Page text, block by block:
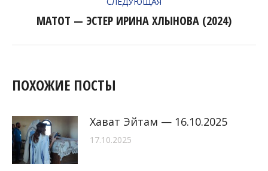
Следующая
МАТОТ — ЭСТЕР ИРИНА ХЛЫНОВА (2024)
ПОХОЖИЕ ПОСТЫ
Хават Эйтам — 16.10.2025
17.10.2025